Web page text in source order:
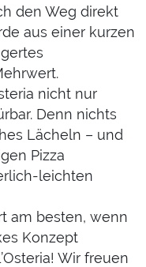
den Weg direkt
aus einer kurzen
nicht nur
Denn nichts
Lächeln – und
Pizza
leichten
am besten, wenn
Konzept
Wir freuen